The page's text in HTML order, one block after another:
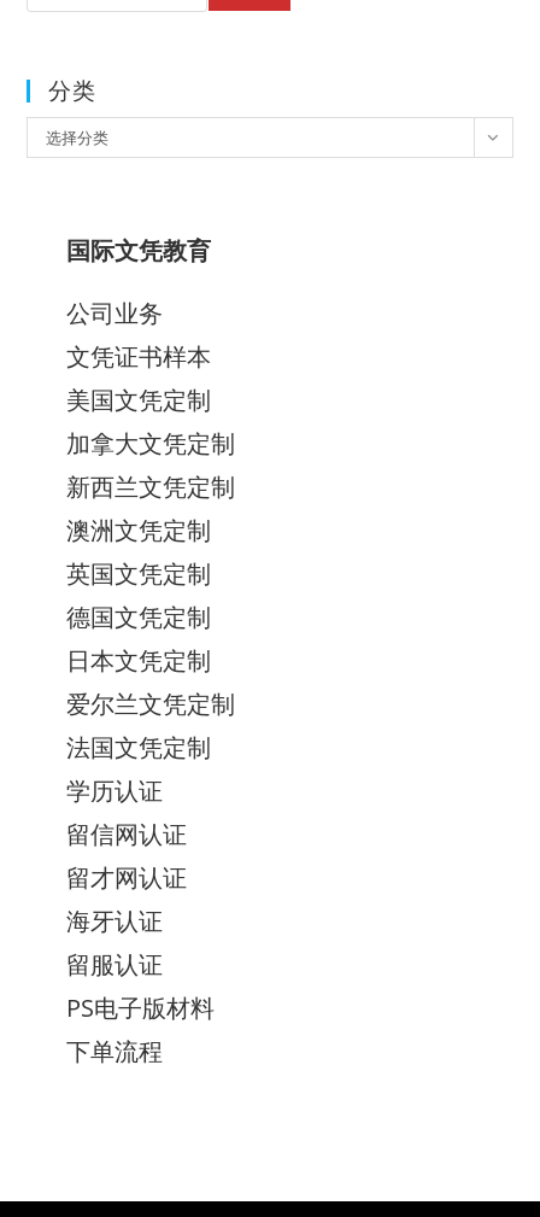
分类
类
选择分类
国际文凭教育
公司业务
文凭证书样本
美国文凭定制
加拿大文凭定制
新西兰文凭定制
澳洲文凭定制
英国文凭定制
德国文凭定制
日本文凭定制
爱尔兰文凭定制
法国文凭定制
学历认证
留信网认证
留才网认证
海牙认证
留服认证
PS电子版材料
下单流程